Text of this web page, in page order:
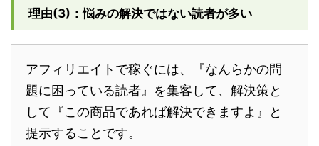
理由(3)：悩みの解決ではない読者が多い
アフィリエイトで稼ぐには、『なんらかの問
題に困っている読者』を集客して、解決策と
して『この商品であれば解決できますよ』と
提示することです。